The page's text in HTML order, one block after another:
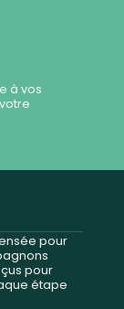
à vos
pour
pour
étape